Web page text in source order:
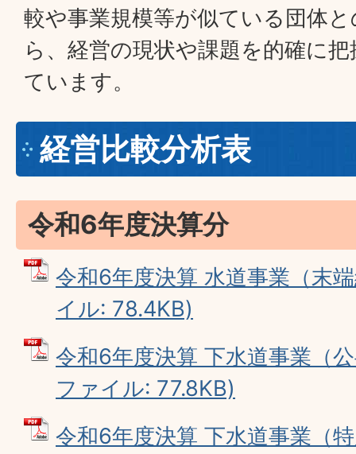
較や事業規模等が似ている団体
ら、経営の現状や課題を的確に
ています。
経営比較分析表
令和6年度決算分
令和6年度決算 水道事業（末
イル: 78.4KB)
令和6年度決算 下水道事業（
ファイル: 77.8KB)
令和6年度決算 下水道事業（